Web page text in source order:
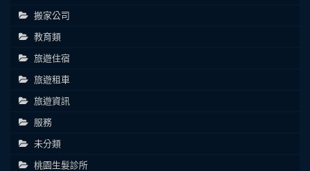
搬家公司
教育類
旅遊住宿
旅遊租車
旅遊資訊
服務
未分類
桃園生髮診所